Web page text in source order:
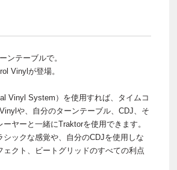
ンテーブルで。
Vinylが登場。
Vinyl System）を使用すれば、タイムコ
や、自分のターンテーブル、CDJ、そ
ヤーと一緒にTraktorを使用できます。
シックな感覚や、自分のCDJを使用しな
ェクト、ビートグリッドのすべての利点